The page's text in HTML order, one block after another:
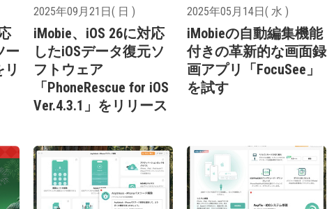
ー
リ
2025年09月21日( 日 )
iMobie、iOS 26に対応
したiOSデータ復元ソ
フトウェア
「PhoneRescue for iOS
Ver.4.3.1」をリリース
2025年05月14日( 水 )
iMobieの自動編集機能
付きの革新的な画面録
画アプリ「FocuSee」
を試す